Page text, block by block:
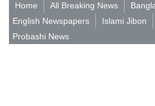
Home All Breaking News
English Newspapers
Islami Jibon
Probashi News